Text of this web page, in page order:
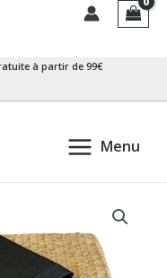
à partir de 99€
Menu